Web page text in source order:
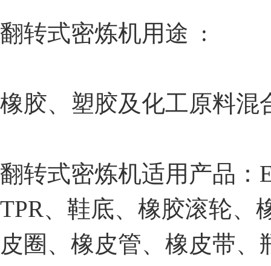
翻转式密炼机用途 :
橡胶、塑胶及化工原料混
翻转式密炼机适用产品：
TPR、鞋底、橡胶滚轮、
皮圈、橡皮管、橡皮带